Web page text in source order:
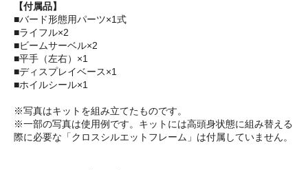
【付属品】
■バード形態用パーツ×1式
■ライフル×2
■ビームサーベル×2
■平手（左右）×1
■ディスプレイベース×1
■ホイルシール×1
※写真はキットを組み立てたものです。
※一部の写真は使用例です。キットには高頭身状態に組み替える
際に必要な「クロスシルエットフレーム」は付属していません。